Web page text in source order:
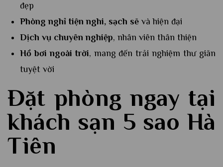
đẹp
Phòng nghỉ tiện nghi, sạch sẽ và hiện đại
Dịch vụ chuyên nghiệp, nhân viên thân thiện
Hồ bơi ngoài trời, mang đến trải nghiệm thư giãn
tuyệt vời
Đặt phòng ngay tại
khách sạn 5 sao Hà
Tiên